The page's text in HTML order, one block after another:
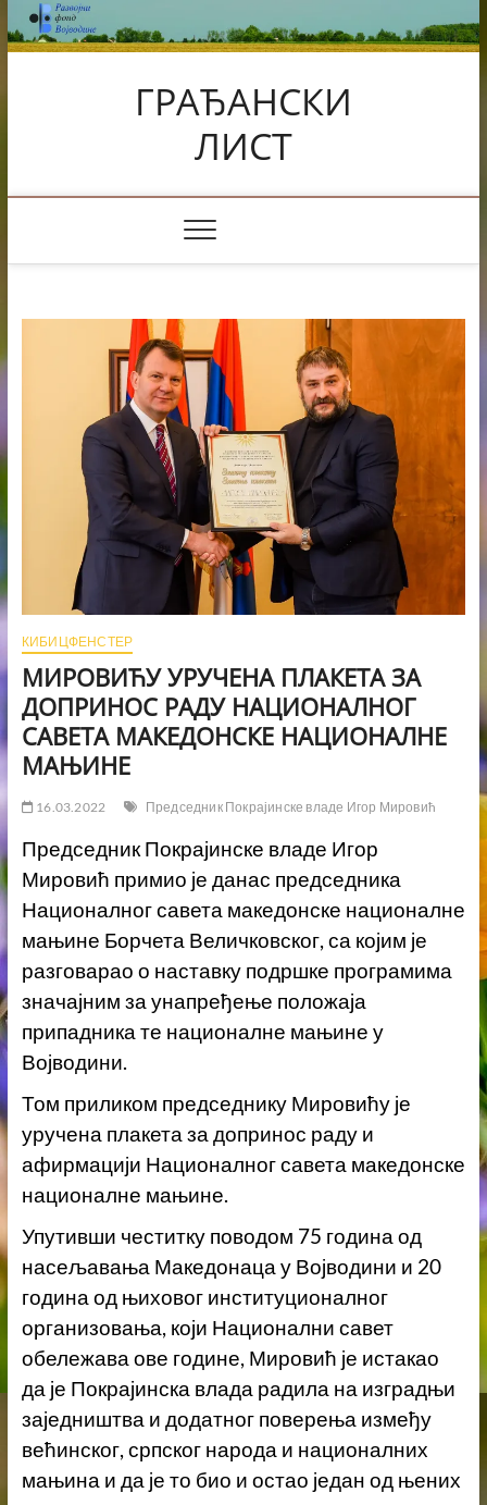
Skip
to
content
ГРАЂАНСКИ
ЛИСТ
КИБИЦФЕНСТЕР
МИРОВИЋУ УРУЧЕНА ПЛАКЕТА ЗА
ДОПРИНОС РАДУ НАЦИОНАЛНОГ
САВЕТА МАКЕДОНСКЕ НАЦИОНАЛНЕ
МАЊИНЕ
16.03.2022 Председник Покрајинске владе Игор Мировић
Председник Покрајинске владе Игор
Мировић примио је данас председника
Националног савета македонске националне
мањине Борчета Величковског, са којим је
разговарао о наставку подршке програмима
значајним за унапређење положаја
припадника те националне мањине у
Војводини.
Том приликом председнику Мировићу је
уручена плакета за допринос раду и
афирмацији Националног савета македонске
националне мањине.
Упутивши честитку поводом 75 година од
насељавања Македонаца у Војводини и 20
година од њиховог институционалног
организовања, који Национални савет
обележава ове године, Мировић је истакао
да је Покрајинска влада радила на изградњи
заједништва и додатног поверења између
већинског, српског народа и националних
мањина и да је то био и остао један од њених